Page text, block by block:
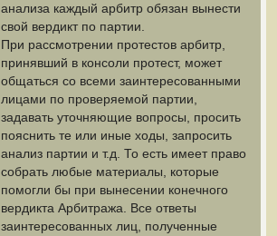
анализа каждый арбитр обязан вынести
свой вердикт по партии.
При рассмотрении протестов арбитр,
принявший в консоли протест, может
общаться со всеми заинтересованными
лицами по проверяемой партии,
задавать уточняющие вопросы, просить
пояснить те или иные ходы, запросить
анализ партии и т.д. То есть имеет право
собрать любые материалы, которые
помогли бы при вынесении конечного
вердикта Арбитража. Все ответы
заинтересованных лиц, полученные